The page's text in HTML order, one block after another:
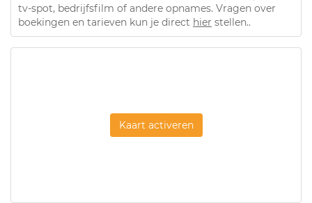
tv-spot, bedrijfsfilm of andere opnames. Vragen over
boekingen en tarieven kun je direct hier stellen..
Kaart activeren